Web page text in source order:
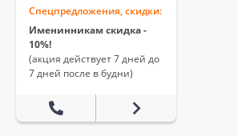
Спецпредложения, скидки:
Именинникам скидка -
10%!
(акция действует 7 дней до
7 дней после в будни)